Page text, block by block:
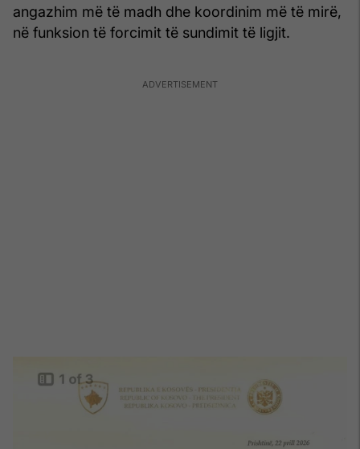
angazhim më të madh dhe koordinim më të mirë,
në funksion të forcimit të sundimit të ligjit.